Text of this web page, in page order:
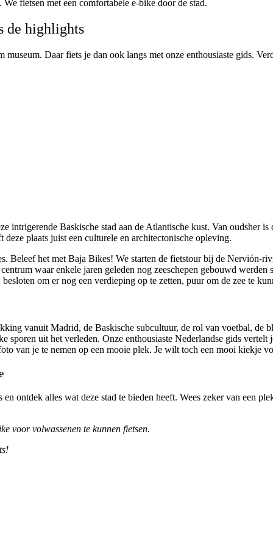
fietsen met een comfortabele e-bike door de stad.
de highlights
Daar fiets je dan ook langs met onze enthousiaste gids.
intrigerende Baskische stad aan de Atlantische kust. Van oudsher
plaats juist een culturele en architectonische opleving.
Beleef het met Baja Bikes! We starten de fietstour bij de Nervión-
waar enkele jaren geleden nog zeeschepen gebouwd
om er nog een verdieping op te zetten, puur om de zee te
vanuit Madrid, de Baskische subcultuur, de rol van voetbal, de
sporen uit het verleden. Onze enthousiaste Nederlandse gids
van je te nemen op een mooie plek. Je wilt toch een mooi kiekje
ontdek alles wat deze stad te bieden heeft. Wees zeker van een
voor volwassenen te kunnen fietsen.